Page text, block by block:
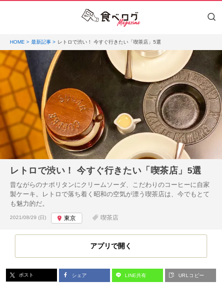
HOME 最新記事 レトロで渋い！ 今すぐ行きたい「喫茶店」5選
レトロで渋い！ 今すぐ行きたい「喫茶店」5選
昔ながらのナポリタンにクリームソーダ、こだわりのコーヒーに自家
製ケーキ。レトロで落ち着く昭和の空気が漂う喫茶店は、今でもとて
も魅力的だ。
投稿日:
2021/08/29 (日) 東京 喫茶店
アプリで開く
ポスト シェア LINE共有 URLコピー